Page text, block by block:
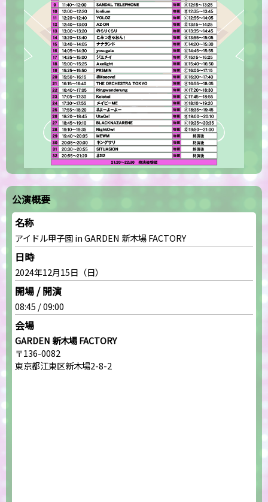
公演概要
名称
アイドル甲子園 in GARDEN 新木場 FACTORY
日時
2024年12月15日（日）
開場 / 開演
08:45 / 09:00
会場
GARDEN 新木場 FACTORY
〒136-0082
東京都江東区新木場2-8-2